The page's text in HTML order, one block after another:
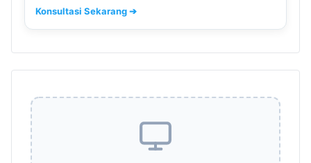
Konsultasi Sekarang ➔